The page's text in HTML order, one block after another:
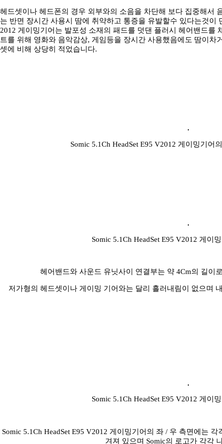
헤드셋이나 헤드폰의 경우 외부와의 소음을 차단해 보다 집중해서
는 반면 장시간 사용시 땀에 취약하고 통증을 유발할수 있다는것이
2012 게이밍기어는 발포성 소재의 패드를 덧댄 플러시 헤어밴드를
트를 위해 영화와 음악감상, 게임등을 장시간 사용했음에도 땀이
셋에 비해 상당히 적었습니다.
Somic 5.1Ch HeadSet E95 V2012 게이밍기어
Somic 5.1Ch HeadSet E95 V2012 게이
헤어밴드와 사운드 유닛사이 연결부는 약 4Cm의 길이
저가형의 헤드셋이나 게이밍 기어와는 달리 흘러내림이 없으며
Somic 5.1Ch HeadSet E95 V2012 게이
Somic 5.1Ch HeadSet E95 V2012 게이밍기어의 좌 / 우 측면에는
겨져 있으며 Somic의 로고가 각각